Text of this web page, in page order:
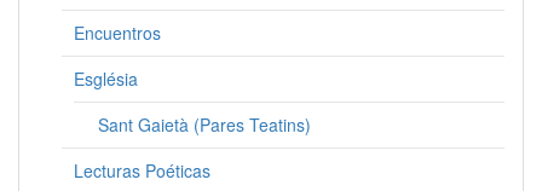
Encuentros
Església
Sant Gaietà (Pares Teatins)
Lecturas Poéticas